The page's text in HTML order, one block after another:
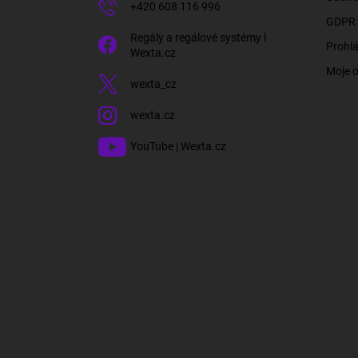
+420 608 116 996
Regály a regálové systémy l
Wexta.cz
wexta_cz
wexta.cz
YouTube | Wexta.cz
Moje